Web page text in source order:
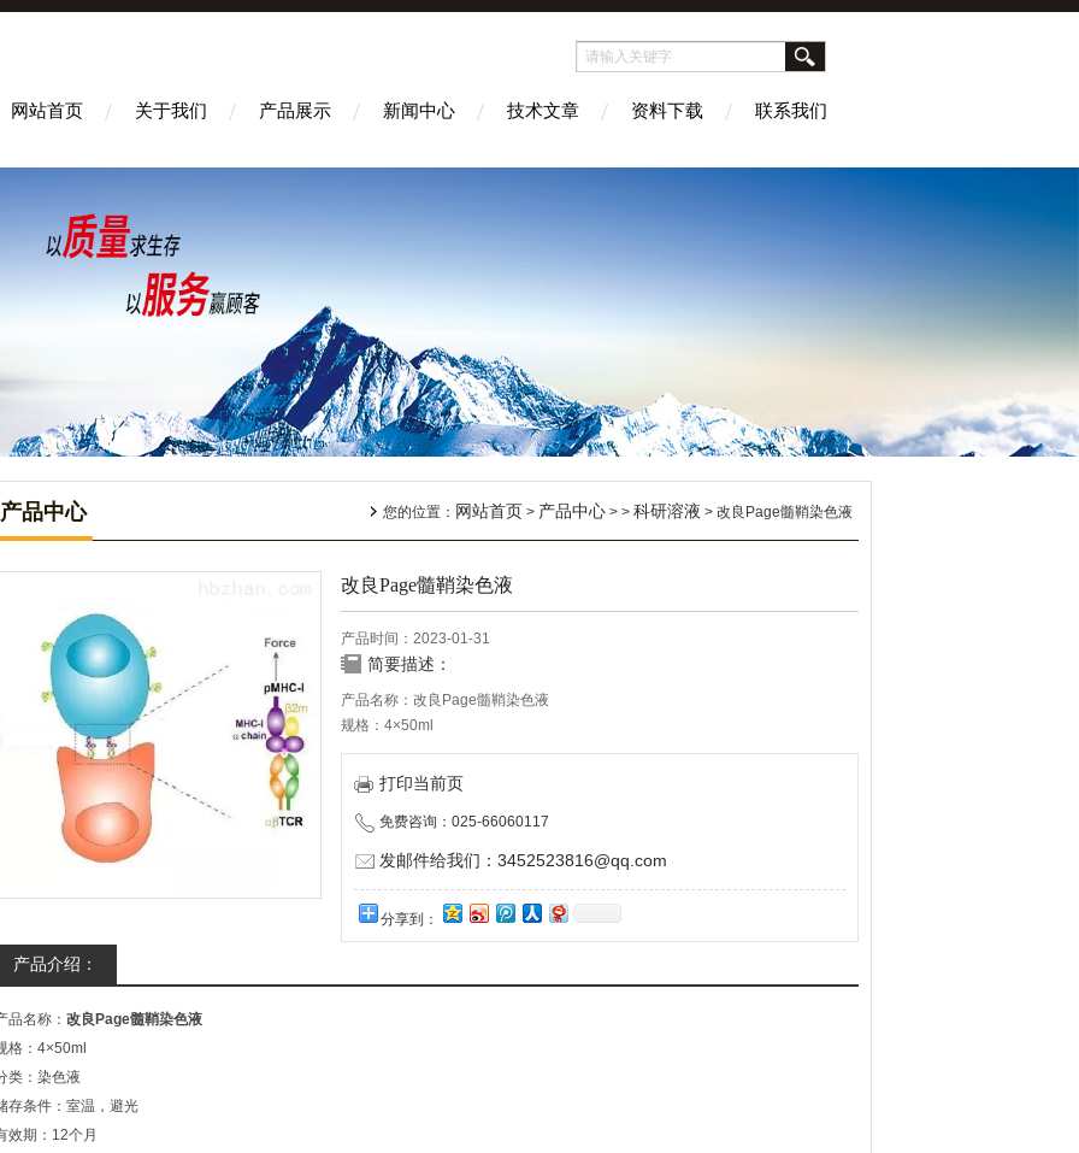
网站首页 关于我们 产品展示 新闻中心 技术文章 资料下载 联系我们
产品中心 您的位置： 网站首页 > 产品中心 > > 科研溶液 > 改良Page髓鞘染色液
改良Page髓鞘染色液
产品时间：2023-01-31
简要描述：
产品名称：改良Page髓鞘染色液
规格：4×50ml
分类：染色液
储存条件：室温，避光
用途：又称砂罗铬花青髓鞘染色法
注意事项：染色结果为：髓鞘呈蓝色,红细胞呈深蓝色,神经细胞胞质、肌纤维和胶
本产品仅供科研实验用，不做其它用途！
打印当前页
免费咨询：025-66060117
发邮件给我们：3452523816@qq.com
分享到：
产品介绍：
品名称： 改良Page髓鞘染色液
格：4×50ml
类：染色液
存条件：室温，避光
效期：12个月